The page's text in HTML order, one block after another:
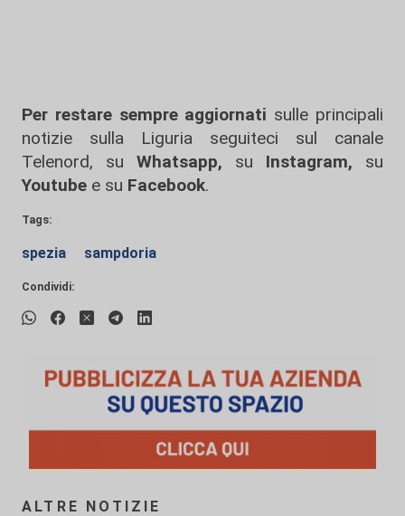
Per restare sempre aggiornati sulle principali
notizie sulla Liguria seguiteci sul canale
Telenord, su
Whatsapp, su Instagram, su
Youtube e su Facebook.
Tags:
spezia sampdoria
Condividi:
ALTRE NOTIZIE